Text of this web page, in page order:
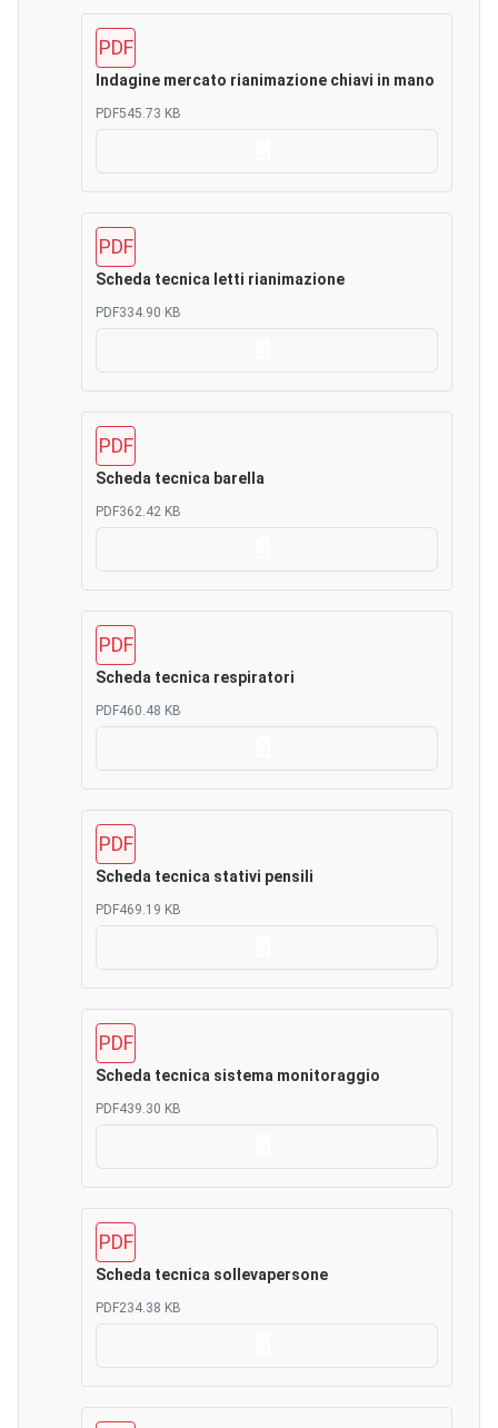
PDF
Indagine mercato rianimazione chiavi in mano
PDF545.73 KB
PDF
Scheda tecnica letti rianimazione
PDF334.90 KB
PDF
Scheda tecnica barella
PDF362.42 KB
PDF
Scheda tecnica respiratori
PDF460.48 KB
PDF
Scheda tecnica stativi pensili
PDF469.19 KB
PDF
Scheda tecnica sistema monitoraggio
PDF439.30 KB
PDF
Scheda tecnica sollevapersone
PDF234.38 KB